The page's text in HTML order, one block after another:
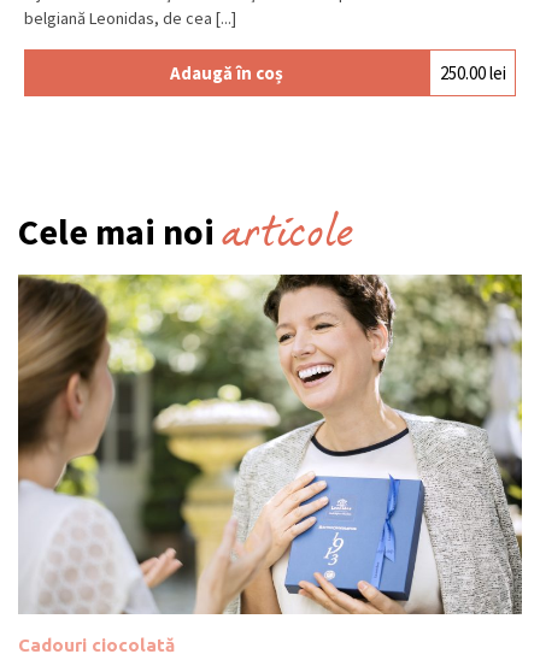
belgiană Leonidas, de cea [...]
Adaugă în coș 250.00lei
Cele mai noi articole
Cadouri ciocolată